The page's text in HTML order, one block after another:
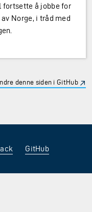
fortsette å jobbe for
Norge, i tråd med
denne siden i GitHub
GitHub